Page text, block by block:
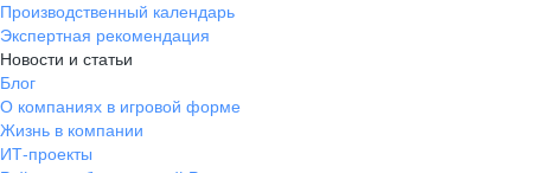
Производственный календарь
Экспертная рекомендация
Новости и статьи
Блог
О компаниях в игровой форме
Жизнь в компании
ИТ-проекты